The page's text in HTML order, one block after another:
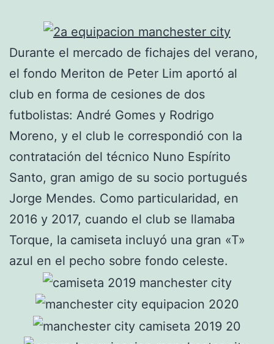
Durante el mercado de fichajes del verano,
el fondo Meriton de Peter Lim aportó al
club en forma de cesiones de dos
futbolistas: André Gomes y Rodrigo
Moreno, y el club le correspondió con la
contratación del técnico Nuno Espírito
Santo, gran amigo de su socio portugués
Jorge Mendes. Como particularidad, en
2016 y 2017, cuando el club se llamaba
Torque, la camiseta incluyó una gran «T»
azul en el pecho sobre fondo celeste.